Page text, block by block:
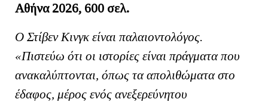
Αθήνα 2026, 600 σελ.
Ο Στίβεν Κινγκ είναι παλαιοντολόγος.
«Πιστεύω ότι οι ιστορίες είναι πράγματα που
ανακαλύπτονται, όπως τα απολιθώματα στο
έδαφος, μέρος ενός ανεξερεύνητου